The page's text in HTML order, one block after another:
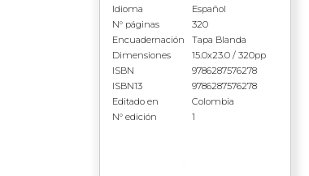
Idioma
Español
N° páginas
320
Encuadernación
Tapa Blanda
Dimensiones
15.0x23.0 / 320pp
ISBN
9786287576278
ISBN13
9786287576278
Editado en
Colombia
N° edición
1